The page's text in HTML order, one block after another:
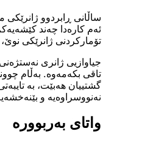
ساڵانی ڕابردوو ژانرێکی
ئەم کارەدا چەند
تۆمارکردنی ژانرێکی
جیاوازیی ژانری
تاقی بکەمەوە. بەڵام
گشتییان هەبێت، بە
نەنووسراوەیە و
واتای بەربوورە